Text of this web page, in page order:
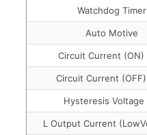
Watchdog Timer
Auto Motive
Circuit Current (ON)
Circuit Current
Hysteresis Voltage
L Output Current